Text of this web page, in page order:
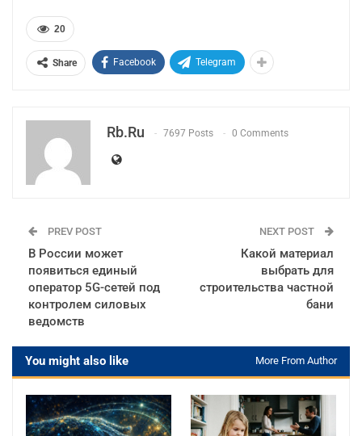
20
Share Facebook Telegram
Rb.ru 7697 Posts 0 Comments
PREV POST
В России может
появиться единый
оператор 5G-сетей под
контролем силовых
ведомств
NEXT POST
Какой материал
выбрать для
строительства частной
бани
You might also like More From Author